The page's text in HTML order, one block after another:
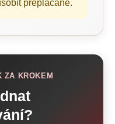
přeplácaně.
ZA KROKEM